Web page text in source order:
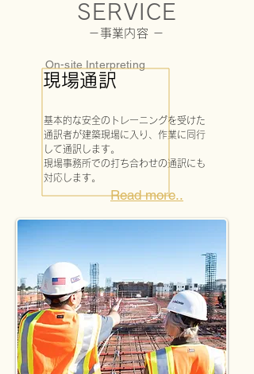
－事業内容 －
SERVICE
現場通訳
On-site Interpreting
基本的な安全のトレーニングを受けた
通訳者が建築現場に入り、作業に同行
して通訳します。
現場事務所での打ち合わせの通訳にも
対応します。
Read more..